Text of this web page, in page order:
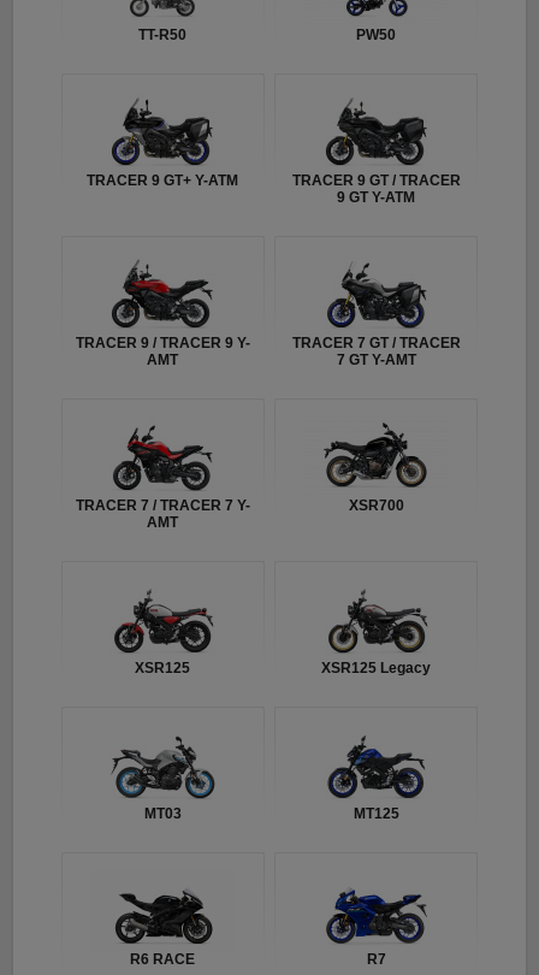
TT-R50 PW50
TRACER 9 GT+ Y-ATM
TRACER 9 GT / TRACER
9 GT Y-ATM
TRACER 9 / TRACER 9 Y-
AMT
TRACER 7 GT / TRACER
7 GT Y-AMT
TRACER 7 / TRACER 7 Y-
AMT
XSR700
XSR125 XSR125 Legacy
MT03 MT125
R6 RACE R7